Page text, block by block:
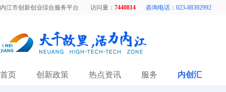
内江市创新创业综合服务平台 访问量： 7440814 咨询电话：023-88392992
首页 创新政策 热点资讯 服务 内创汇